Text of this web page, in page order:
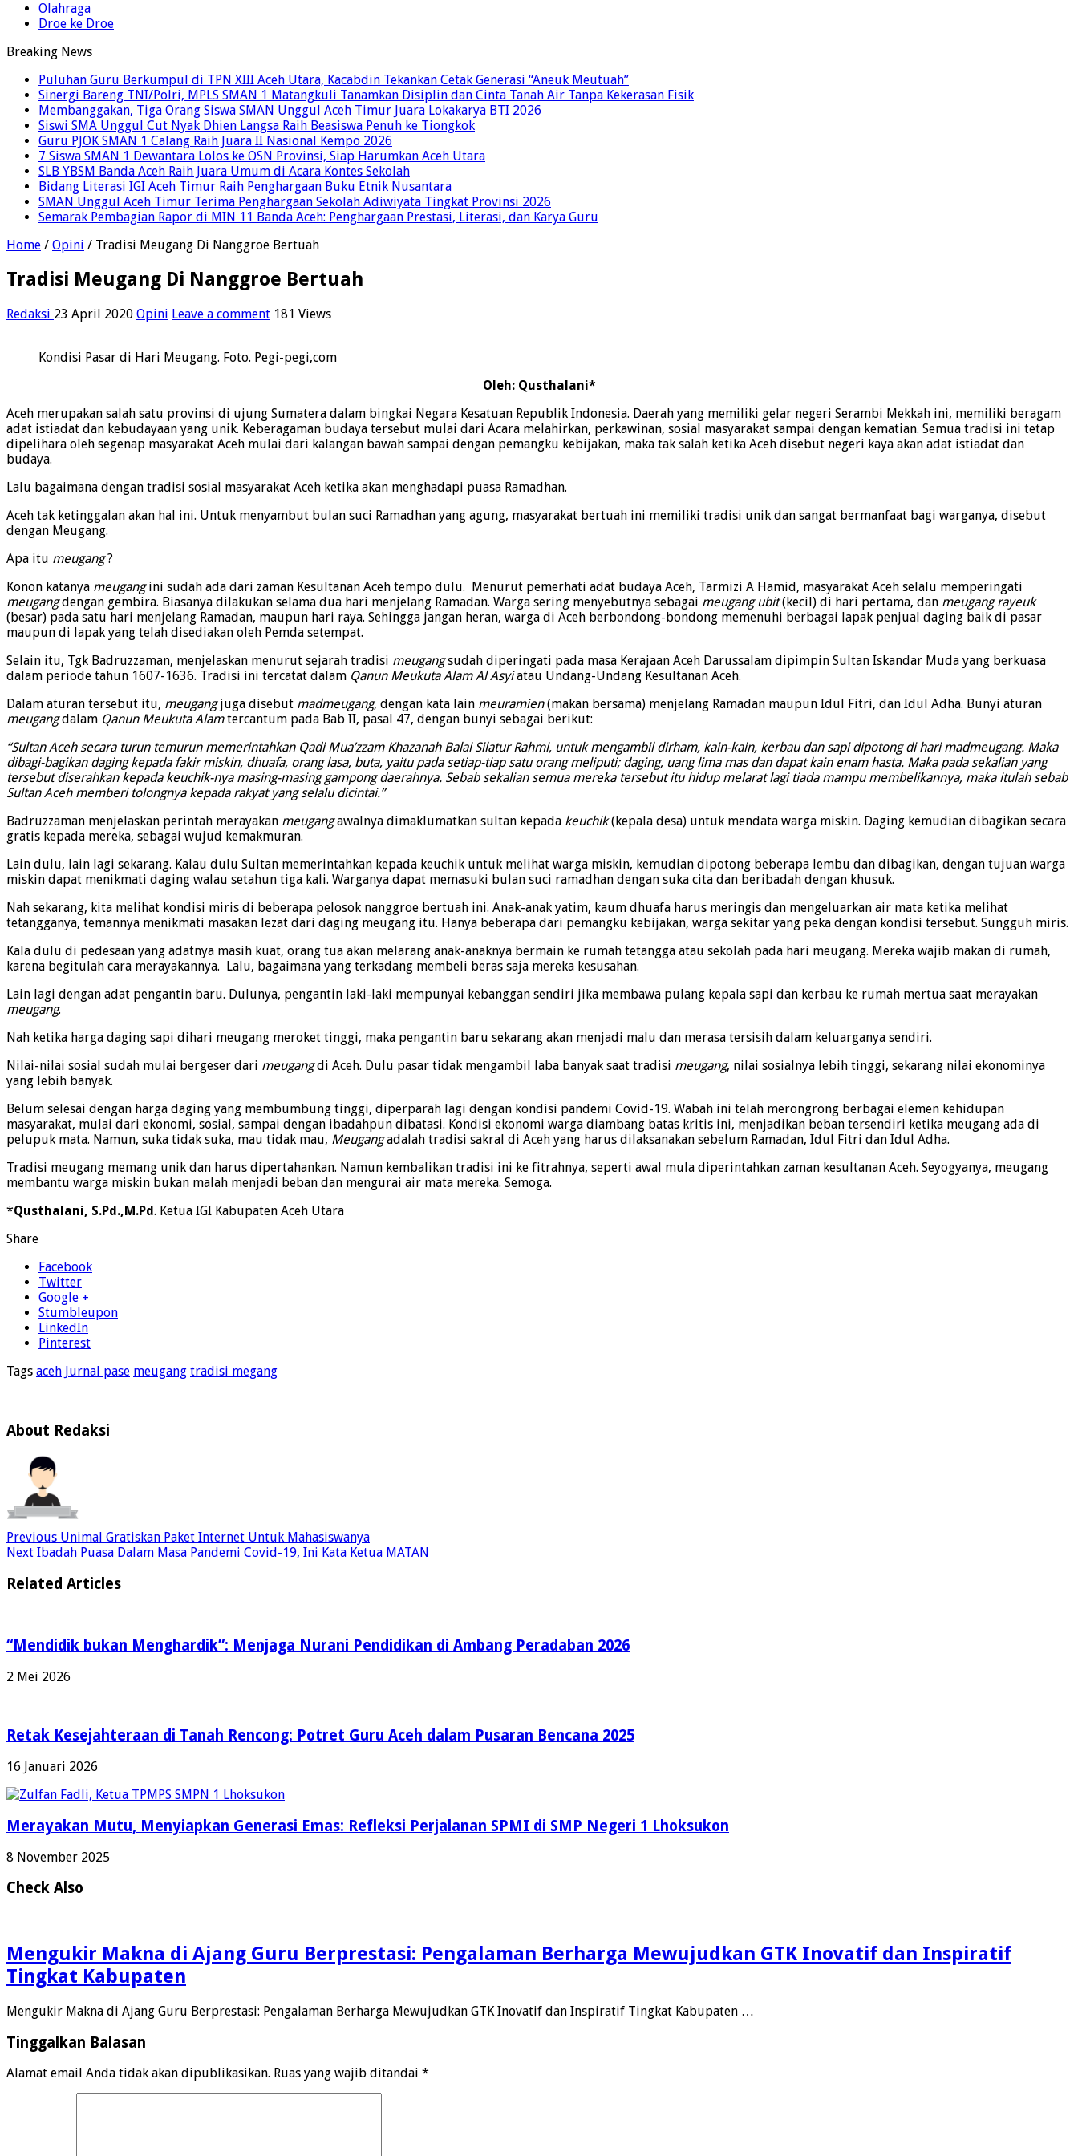
Olahraga
Droe ke Droe
Breaking News
Puluhan Guru Berkumpul di TPN XIII Aceh Utara, Kacabdin Tekankan Cetak Generasi “Aneuk Meutuah”
Sinergi Bareng TNI/Polri, MPLS SMAN 1 Matangkuli Tanamkan Disiplin dan Cinta Tanah Air Tanpa Kekerasan Fisik
Membanggakan, Tiga Orang Siswa SMAN Unggul Aceh Timur Juara Lokakarya BTI 2026
Siswi SMA Unggul Cut Nyak Dhien Langsa Raih Beasiswa Penuh ke Tiongkok
Guru PJOK SMAN 1 Calang Raih Juara II Nasional Kempo 2026
7 Siswa SMAN 1 Dewantara Lolos ke OSN Provinsi, Siap Harumkan Aceh Utara
SLB YBSM Banda Aceh Raih Juara Umum di Acara Kontes Sekolah
Bidang Literasi IGI Aceh Timur Raih Penghargaan Buku Etnik Nusantara
SMAN Unggul Aceh Timur Terima Penghargaan Sekolah Adiwiyata Tingkat Provinsi 2026
Semarak Pembagian Rapor di MIN 11 Banda Aceh: Penghargaan Prestasi, Literasi, dan Karya Guru
Home / Opini / Tradisi Meugang Di Nanggroe Bertuah
Tradisi Meugang Di Nanggroe Bertuah
Redaksi 23 April 2020 Opini Leave a comment 181 Views
Kondisi Pasar di Hari Meugang. Foto. Pegi-pegi,com
Oleh: Qusthalani*
Aceh merupakan salah satu provinsi di ujung Sumatera dalam bingkai Negara Kesatuan Republik Indonesia. Daerah yang memiliki gelar negeri Serambi Mekkah ini, memiliki beragam
adat istiadat dan kebudayaan yang unik. Keberagaman budaya tersebut mulai dari Acara melahirkan, perkawinan, sosial masyarakat sampai dengan kematian. Semua tradisi ini tetap
dipelihara oleh segenap masyarakat Aceh mulai dari kalangan bawah sampai dengan pemangku kebijakan, maka tak salah ketika Aceh disebut negeri kaya akan adat istiadat dan
budaya.
Lalu bagaimana dengan tradisi sosial masyarakat Aceh ketika akan menghadapi puasa Ramadhan.
Aceh tak ketinggalan akan hal ini. Untuk menyambut bulan suci Ramadhan yang agung, masyarakat bertuah ini memiliki tradisi unik dan sangat bermanfaat bagi warganya, disebut
dengan Meugang.
Apa itu meugang?
Konon katanya meugangini sudah ada dari zaman Kesultanan Aceh tempo dulu. Menurut pemerhati adat budaya Aceh, Tarmizi A Hamid, masyarakat Aceh selalu memperingati
meugangdengan gembira. Biasanya dilakukan selama dua hari menjelang Ramadan. Warga sering menyebutnya sebagai meugang ubit(kecil) di hari pertama, dan meugang rayeuk
(besar) pada satu hari menjelang Ramadan, maupun hari raya. Sehingga jangan heran, warga di Aceh berbondong-bondong memenuhi berbagai lapak penjual daging baik di pasar
maupun di lapak yang telah disediakan oleh Pemda setempat.
Selain itu, Tgk Badruzzaman, menjelaskan menurut sejarah tradisi meugangsudah diperingati pada masa Kerajaan Aceh Darussalam dipimpin Sultan Iskandar Muda yang berkuasa
dalam periode tahun 1607-1636. Tradisi ini tercatat dalam Qanun Meukuta Alam Al Asyiatau Undang-Undang Kesultanan Aceh.
Dalam aturan tersebut itu, meugangjuga disebut madmeugang, dengan kata lain meuramien(makan bersama) menjelang Ramadan maupun Idul Fitri, dan Idul Adha. Bunyi aturan
meugangdalam Qanun Meukuta Alamtercantum pada Bab II, pasal 47, dengan bunyi sebagai berikut:
“Sultan Aceh secara turun temurun memerintahkan Qadi Mua’zzam Khazanah Balai Silatur Rahmi, untuk mengambil dirham, kain-kain, kerbau dan sapi dipotong di hari madmeugang. Maka
dibagi-bagikan daging kepada fakir miskin, dhuafa, orang lasa, buta, yaitu pada setiap-tiap satu orang meliputi; daging, uang lima mas dan dapat kain enam hasta. Maka pada sekalian yang
tersebut diserahkan kepada keuchik-nya masing-masing gampong daerahnya. Sebab sekalian semua mereka tersebut itu hidup melarat lagi tiada mampu membelikannya, maka itulah sebab
Sultan Aceh memberi tolongnya kepada rakyat yang selalu dicintai.”
Badruzzaman menjelaskan perintah merayakan meugangawalnya dimaklumatkan sultan kepada keuchik(kepala desa) untuk mendata warga miskin. Daging kemudian dibagikan secara
gratis kepada mereka, sebagai wujud kemakmuran.
Lain dulu, lain lagi sekarang. Kalau dulu Sultan memerintahkan kepada keuchik untuk melihat warga miskin, kemudian dipotong beberapa lembu dan dibagikan, dengan tujuan warga
miskin dapat menikmati daging walau setahun tiga kali. Warganya dapat memasuki bulan suci ramadhan dengan suka cita dan beribadah dengan khusuk.
Nah sekarang, kita melihat kondisi miris di beberapa pelosok nanggroe bertuah ini. Anak-anak yatim, kaum dhuafa harus meringis dan mengeluarkan air mata ketika melihat
tetangganya, temannya menikmati masakan lezat dari daging meugang itu. Hanya beberapa dari pemangku kebijakan, warga sekitar yang peka dengan kondisi tersebut. Sungguh miris.
Kala dulu di pedesaan yang adatnya masih kuat, orang tua akan melarang anak-anaknya bermain ke rumah tetangga atau sekolah pada hari meugang. Mereka wajib makan di rumah,
karena begitulah cara merayakannya. Lalu, bagaimana yang terkadang membeli beras saja mereka kesusahan.
Lain lagi dengan adat pengantin baru. Dulunya, pengantin laki-laki mempunyai kebanggan sendiri jika membawa pulang kepala sapi dan kerbau ke rumah mertua saat merayakan
meugang.
Nah ketika harga daging sapi dihari meugang meroket tinggi, maka pengantin baru sekarang akan menjadi malu dan merasa tersisih dalam keluarganya sendiri.
Nilai-nilai sosial sudah mulai bergeser dari meugangdi Aceh. Dulu pasar tidak mengambil laba banyak saat tradisi meugang, nilai sosialnya lebih tinggi, sekarang nilai ekonominya
yang lebih banyak.
Belum selesai dengan harga daging yang membumbung tinggi, diperparah lagi dengan kondisi pandemi Covid-19. Wabah ini telah merongrong berbagai elemen kehidupan
masyarakat, mulai dari ekonomi, sosial, sampai dengan ibadahpun dibatasi. Kondisi ekonomi warga diambang batas kritis ini, menjadikan beban tersendiri ketika meugang ada di
pelupuk mata. Namun, suka tidak suka, mau tidak mau, Meugangadalah tradisi sakral di Aceh yang harus dilaksanakan sebelum Ramadan, Idul Fitri dan Idul Adha.
Tradisi meugang memang unik dan harus dipertahankan. Namun kembalikan tradisi ini ke fitrahnya, seperti awal mula diperintahkan zaman kesultanan Aceh. Seyogyanya, meugang
membantu warga miskin bukan malah menjadi beban dan mengurai air mata mereka. Semoga.
*Qusthalani, S.Pd.,M.Pd. Ketua IGI Kabupaten Aceh Utara
Share
Facebook
Twitter
Google +
Stumbleupon
LinkedIn
Pinterest
Tags aceh Jurnal pase meugang tradisi megang
About Redaksi
Previous Unimal Gratiskan Paket Internet Untuk Mahasiswanya
Next Ibadah Puasa Dalam Masa Pandemi Covid-19, Ini Kata Ketua MATAN
Related Articles
“Mendidik bukan Menghardik”: Menjaga Nurani Pendidikan di Ambang Peradaban 2026
2 Mei 2026
Retak Kesejahteraan di Tanah Rencong: Potret Guru Aceh dalam Pusaran Bencana 2025
16 Januari 2026
Merayakan Mutu, Menyiapkan Generasi Emas: Refleksi Perjalanan SPMI di SMP Negeri 1 Lhoksukon
8 November 2025
Check Also
Mengukir Makna di Ajang Guru Berprestasi: Pengalaman Berharga Mewujudkan GTK Inovatif dan Inspiratif
Tingkat Kabupaten
Mengukir Makna di Ajang Guru Berprestasi: Pengalaman Berharga Mewujudkan GTK Inovatif dan Inspiratif Tingkat Kabupaten …
Tinggalkan Balasan
Alamat email Anda tidak akan dipublikasikan. Ruas yang wajib ditandai *